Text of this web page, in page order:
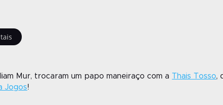
Mur, trocaram um papo maneiraço com a Thais Tosso,
Jogos!